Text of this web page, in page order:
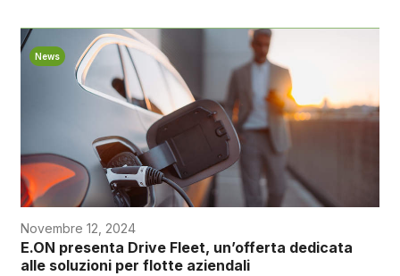
News
Novembre 12, 2024
E.ON presenta Drive Fleet, un’offerta dedicata
alle soluzioni per flotte aziendali